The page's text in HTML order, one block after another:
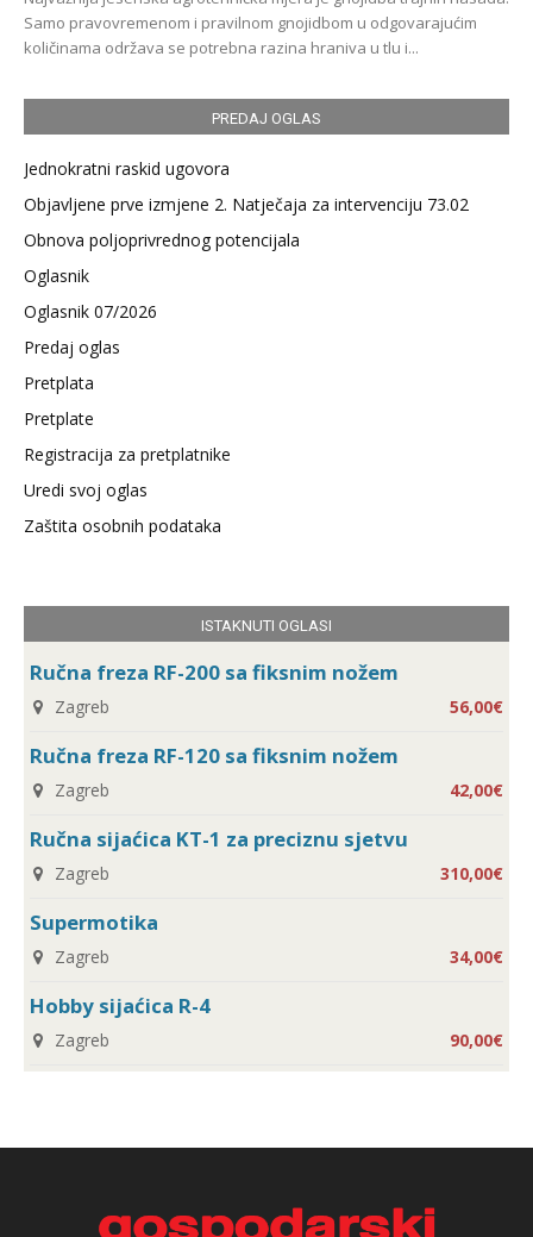
Samo pravovremenom i pravilnom gnojidbom u odgovarajućim
količinama održava se potrebna razina hraniva u tlu i...
PREDAJ OGLAS
Jednokratni raskid ugovora
Objavljene prve izmjene 2. Natječaja za intervenciju 73.02
Obnova poljoprivrednog potencijala
Oglasnik
Oglasnik 07/2026
Predaj oglas
Pretplata
Pretplate
Registracija za pretplatnike
Uredi svoj oglas
Zaštita osobnih podataka
ISTAKNUTI OGLASI
Ručna freza RF-200 sa fiksnim nožem
Zagreb 56,00€
Ručna freza RF-120 sa fiksnim nožem
Zagreb 42,00€
Ručna sijaćica KT-1 za preciznu sjetvu
Zagreb 310,00€
Supermotika
Zagreb 34,00€
Hobby sijaćica R-4
Zagreb 90,00€